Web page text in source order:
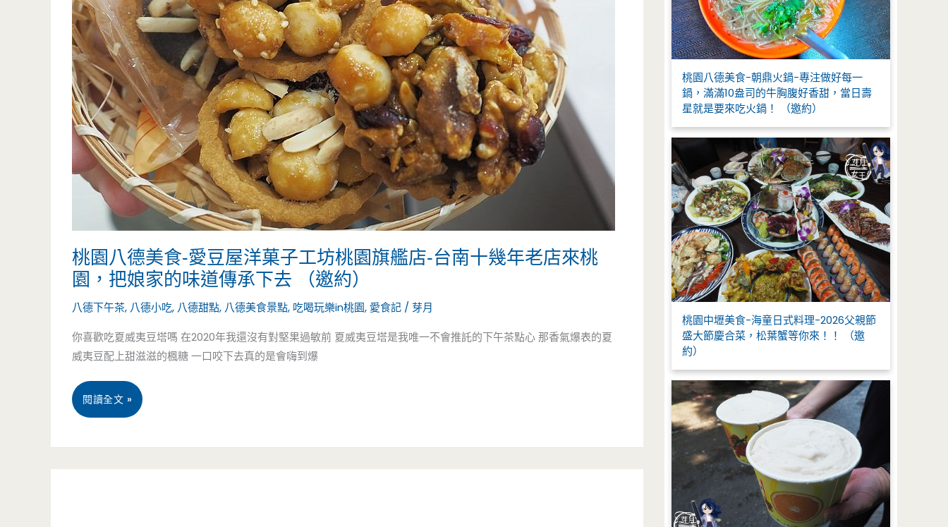
（邀
約）
越
南
料
理-
這
家
真
吃，
越
南
推
鍋
真
桃園八德美食-愛豆屋洋菓子工坊桃園旗艦店-台南十幾年老店來桃
園，把娘家的味道傳承下去 （邀約）
八德下午茶, 八德小吃, 八德甜點, 八德美食景點, 吃喝玩樂in桃園, 愛食記 /芽月
你喜歡吃夏威夷豆塔嗎 在2020年我還沒有對堅果過敏前 夏威夷豆塔是我唯一不會推託的下午茶點心 那香氣爆表的夏
威夷豆配上甜滋滋的楓糖 一口咬下去真的是會嗨到爆
桃
閱讀全文 »
桃園八德美食-朝鼎火鍋-專注做好每一
鍋，滿滿10盎司的牛胸腹好香甜，當日壽
星就是要來吃火鍋！ （邀約）
桃園中壢美食-海童日式料理-2026父親節
盛大節慶合菜，松葉蟹等你來！！ （邀
約）